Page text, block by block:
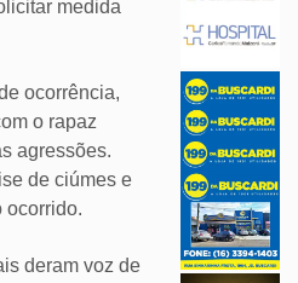
medida
ocorrência,
o rapaz
agressões.
de ciúmes e
ocorrido.
deram voz de